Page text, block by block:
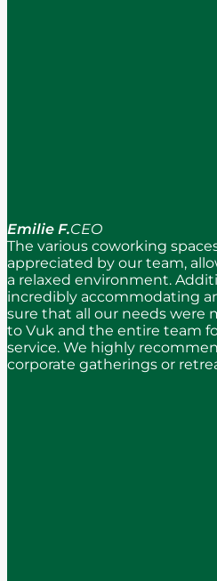
Emilie F.CEO
The various coworking
appreciated by our team,
a relaxed environment.
incredibly accommodating
sure that all our needs were
to Vuk and the entire team
service. We highly
corporate gatherings or